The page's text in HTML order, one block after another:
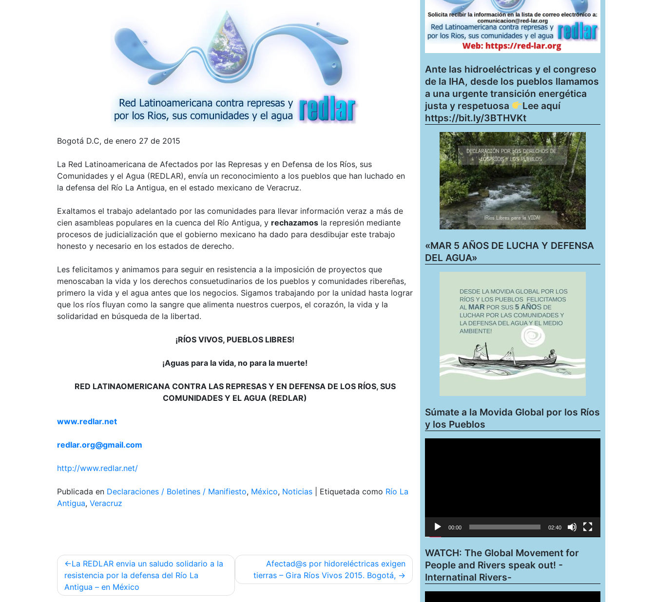
Bogotá D.C, de enero 27 de 2015
La Red Latinoamericana de Afectados por las Represas y en Defensa de los Ríos, sus
Comunidades y el Agua (REDLAR), envía un reconocimiento a los pueblos que han luchado en
la defensa del Río La Antigua, en el estado mexicano de Veracruz.
Exaltamos el trabajo adelantado por las comunidades para llevar información veraz a más de
cien asambleas populares en la cuenca del Río Antigua, y rechazamos la represión mediante
procesos de judicialización que el gobierno mexicano ha dado para desdibujar este trabajo
honesto y necesario en los estados de derecho.
Les felicitamos y animamos para seguir en resistencia a la imposición de proyectos que
menoscaban la vida y los derechos consuetudinarios de los pueblos y comunidades ribereñas,
primero la vida y el agua antes que los negocios. Sigamos trabajando por la unidad hasta lograr
que los ríos fluyan como la sangre que alimenta nuestros cuerpos, el corazón, la vida y la
solidaridad en búsqueda de la libertad.
¡RÍOS VIVOS, PUEBLOS LIBRES!
¡Aguas para la vida, no para la muerte!
RED LATINAOMERICANA CONTRA LAS REPRESAS Y EN DEFENSA DE LOS RÍOS, SUS
COMUNIDADES Y EL AGUA (REDLAR)
www.redlar.net
redlar.org@gmail.com
http://www.redlar.net/
Publicada en Declaraciones / Boletines / Manifiesto, México, Noticias Etiquetada como Río La
Antigua, Veracruz
Navegación
de
entradas
La REDLAR envia un saludo solidario a la
resistencia por la defensa del Río La
Antigua – en México
Afectad@s por hidoreléctricas exigen
tierras – Gira Ríos Vivos 2015. Bogotá,
Ante las hidroeléctricas y el congreso
de la IHA, desde los pueblos llamamos
a una urgente transición energética
justa y respetuosa
Lee aquí
https://bit.ly/3BTHVKt
«MAR 5 AÑOS DE LUCHA Y DEFENSA
DEL AGUA»
Súmate a la Movida Global por los Ríos
y los Pueblos
00:00 02:40
WATCH: The Global Movement for
People and Rivers speak out! -
Internatinal Rivers-